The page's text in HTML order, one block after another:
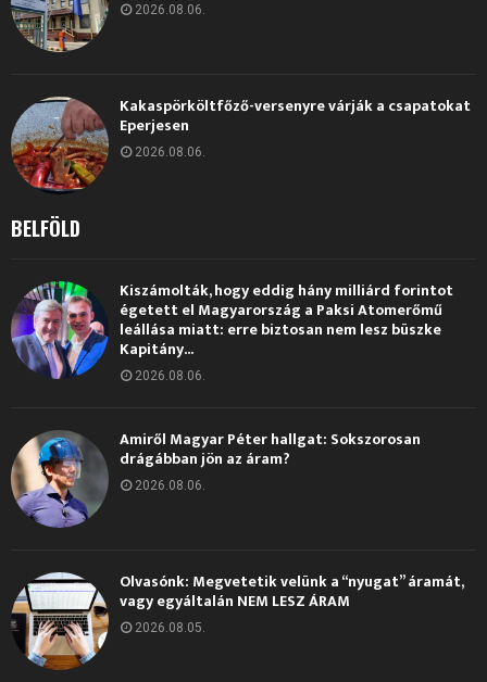
2026.08.06.
Kakaspörköltfőző-versenyre várják a csapatokat
Eperjesen
2026.08.06.
BELFÖLD
Kiszámolták, hogy eddig hány milliárd forintot
égetett el Magyarország a Paksi Atomerőmű
leállása miatt: erre biztosan nem lesz büszke
Kapitány...
2026.08.06.
Amiről Magyar Péter hallgat: Sokszorosan
drágábban jön az áram?
2026.08.06.
Olvasónk: Megvetetik velünk a “nyugat” áramát,
vagy egyáltalán NEM LESZ ÁRAM
2026.08.05.